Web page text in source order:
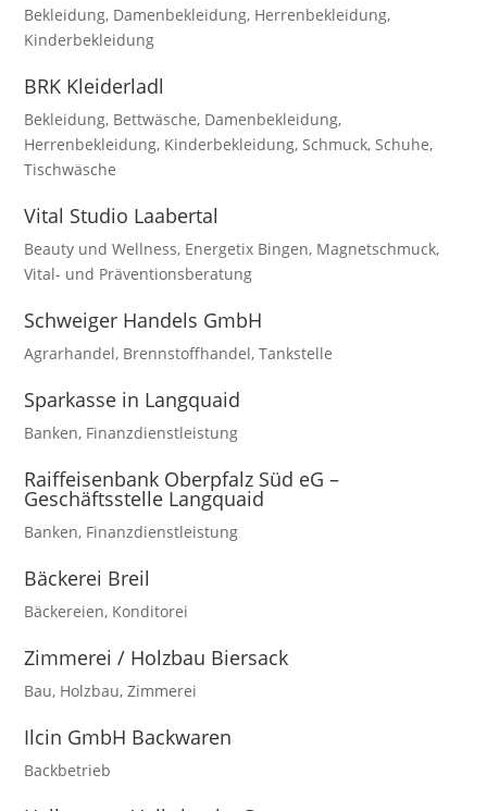
Bekleidung, Damenbekleidung, Herrenbekleidung,
Kinderbekleidung
BRK Kleiderladl
Bekleidung, Bettwäsche, Damenbekleidung,
Herrenbekleidung, Kinderbekleidung,Schmuck,Schuhe,
Tischwäsche
Vital Studio Laabertal
Beauty und Wellness, Energetix Bingen, Magnetschmuck,
Vital- und Präventionsberatung
Schweiger Handels GmbH
Agrarhandel, Brennstoffhandel,Tankstelle
Sparkasse in Langquaid
Banken, Finanzdienstleistung
Raiffeisenbank Oberpfalz Süd eG –
Geschäftsstelle Langquaid
Banken, Finanzdienstleistung
Bäckerei Breil
Bäckereien, Konditorei
Zimmerei / Holzbau Biersack
Bau, Holzbau,Zimmerei
Ilcin GmbH Backwaren
Backbetrieb